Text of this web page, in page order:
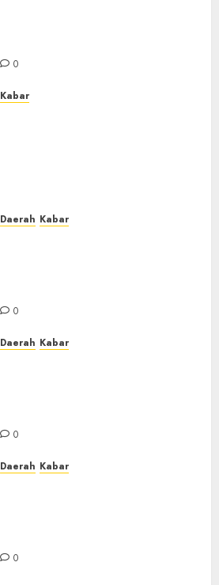
0
Kabar
Daerah Kabar
0
Daerah Kabar
0
Daerah Kabar
0